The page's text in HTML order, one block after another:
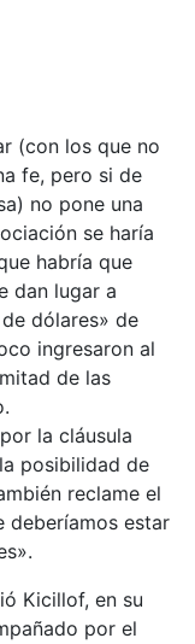
(con los que no
fe, pero si de
no pone una
se haría
habría que
dan lugar a
dólares» de
ingresaron al
de las
la cláusula
posibilidad de
reclame el
deberíamos estar
Kicillof, en su
por el